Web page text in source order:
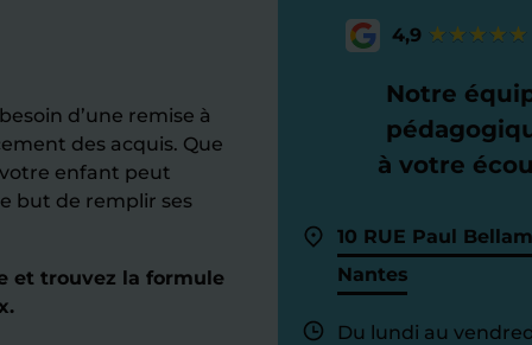
d’une remise à
des acquis. Que
enfant peut
but de remplir ses
et trouvez la formule
4,9
Notre
à votre
10 RUE Paul
Nantes
Du lundi au